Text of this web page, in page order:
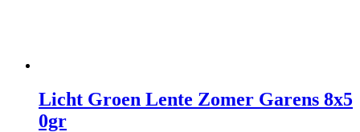
Licht Groen Lente Zomer Garens 8x5
0gr